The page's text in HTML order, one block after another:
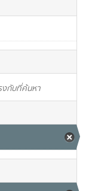
งกับที่ค้นหา